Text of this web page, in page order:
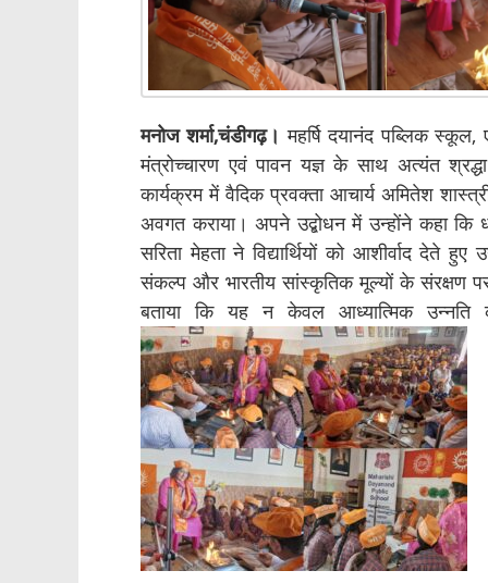
मनोज शर्मा,चंडीगढ़। महर्षि दयानंद पब्लिक
मंत्रोच्चारण एवं पावन यज्ञ के साथ अत्यंत
कार्यक्रम में वैदिक प्रवक्ता आचार्य अमितेश
अवगत कराया। अपने उद्बोधन में उन्होंने कहा कि
सरिता मेहता ने विद्यार्थियों को आशीर्वाद देते
संकल्प और भारतीय सांस्कृतिक मूल्यों के संरक्षण
बताया कि यह न केवल आध्यात्मिक उन्नति